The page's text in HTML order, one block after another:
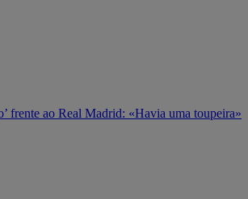
frente ao Real Madrid: «Havia uma toupeira»